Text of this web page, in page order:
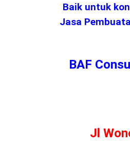
Baik untuk
Jasa
BAF
Jl